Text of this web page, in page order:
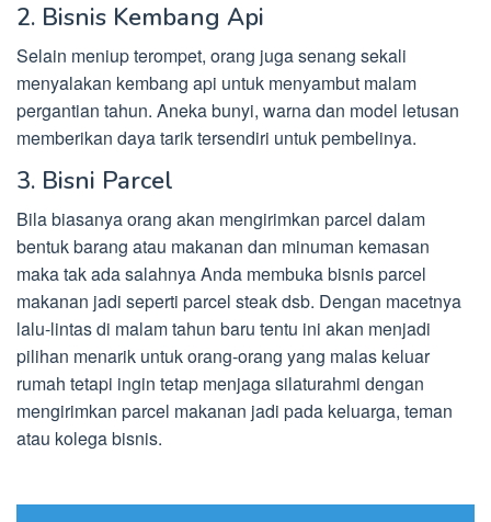
2. Bisnis Kembang Api
Selain meniup terompet, orang juga senang sekali
menyalakan kembang api untuk menyambut malam
pergantian tahun. Aneka bunyi, warna dan model letusan
memberikan daya tarik tersendiri untuk pembelinya.
3. Bisni Parcel
Bila biasanya orang akan mengirimkan parcel dalam
bentuk barang atau makanan dan minuman kemasan
maka tak ada salahnya Anda membuka bisnis parcel
makanan jadi seperti parcel steak dsb. Dengan macetnya
lalu-lintas di malam tahun baru tentu ini akan menjadi
pilihan menarik untuk orang-orang yang malas keluar
rumah tetapi ingin tetap menjaga silaturahmi dengan
mengirimkan parcel makanan jadi pada keluarga, teman
atau kolega bisnis.